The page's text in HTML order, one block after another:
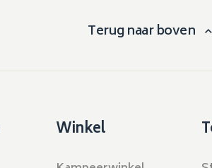
Terug naar boven
Winkel